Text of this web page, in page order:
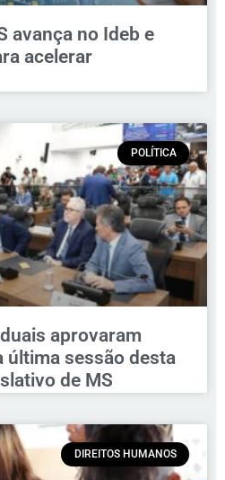
avança no Ideb e
acelerar
POLÍTICA
aprovaram
última sessão desta
de MS
DIREITOS HUMANOS